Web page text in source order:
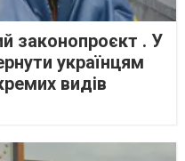
законопроєкт . У
українцям
видів